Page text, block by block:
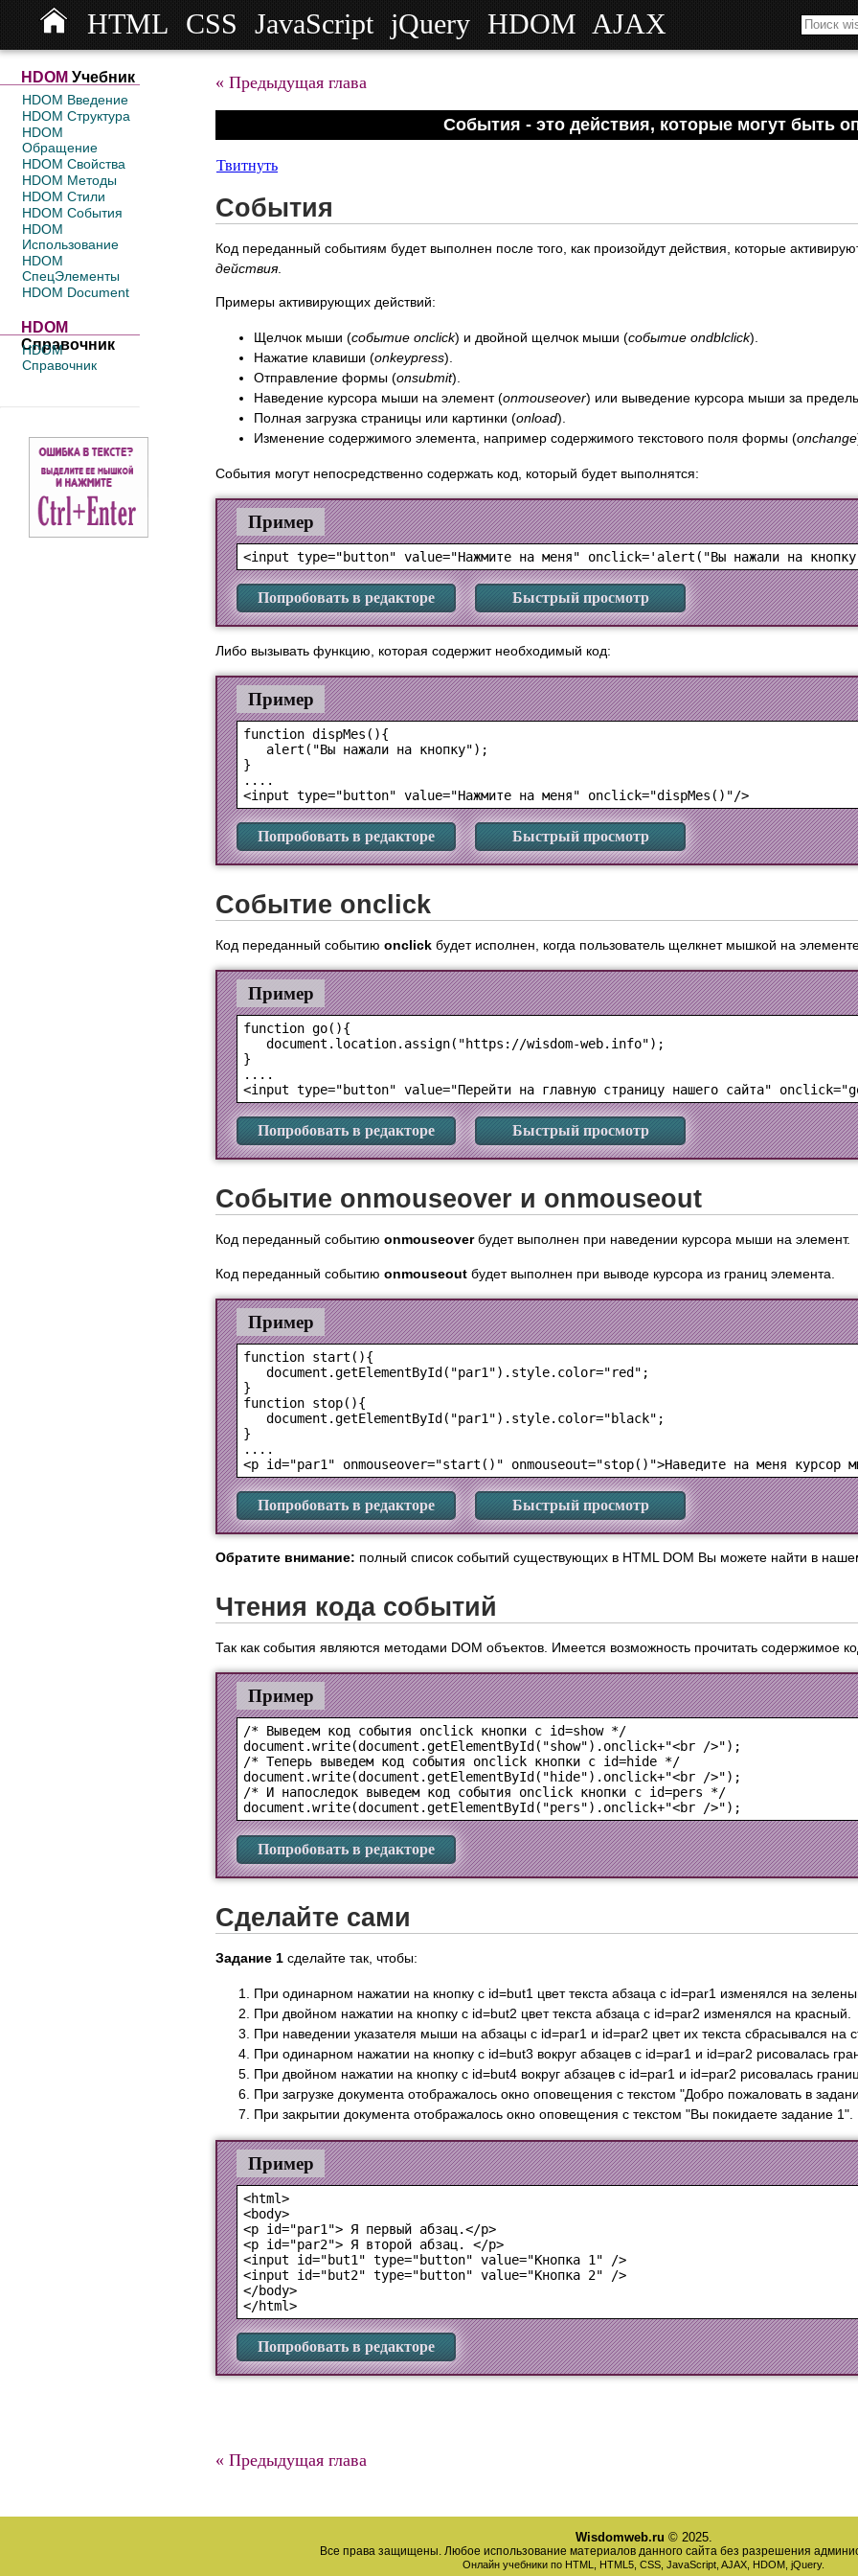
HTML CSS JavaScript jQuery HDOM AJAX
HDOM Учебник
HDOM Введение
HDOM Структура
HDOM
Обращение
HDOM Свойства
HDOM Методы
HDOM Стили
HDOM События
HDOM
Использование
HDOM
СпецЭлементы
HDOM Document
HDOM
Справочник
HDOM
Справочник
« Предыдущая глава
События - это действия, которые могут быть
Твитнуть
События
Код переданный событиям будет выполнен после того, как произойдут действия, которые
действия.
Примеры активирующих действий:
Щелчок мыши (событие onclick) и двойной щелчок мыши (событие ondblclick).
Нажатие клавиши (onkeypress).
Отправление формы (onsubmit).
Наведение курсора мыши на элемент (onmouseover) или выведение курсора мыши за
Полная загрузка страницы или картинки (onload).
Изменение содержимого элемента, например содержимого текстового поля формы (onchange
События могут непосредственно содержать код, который будет выполнятся:
Пример
Попробовать в редакторе Быстрый просмотр
Либо вызывать функцию, которая содержит необходимый код:
Пример
function dispMes(){
   alert("Вы нажали на кнопку");
}
....
Попробовать в редакторе Быстрый просмотр
Событие onclick
Код переданный событию onclick будет исполнен, когда пользователь щелкнет мышкой на
Пример
function go(){
   document.location.assign("https://wisdom-web.info");
}
....
Попробовать в редакторе Быстрый просмотр
Событие onmouseover и onmouseout
Код переданный событию onmouseoverбудет выполнен при наведении курсора мыши на элемент.
Код переданный событию onmouseout будет выполнен при выводе курсора из границ элемента.
Пример
function start(){
   document.getElementById("par1").style.color="red";
}
function stop(){
   document.getElementById("par1").style.color="black";
}
....
Попробовать в редакторе Быстрый просмотр
Обратите внимание: полный список событий существующих в HTML DOM Вы можете найти в
Чтения кода событий
Так как события являются методами DOM объектов. Имеется возможность прочитать содержимое
Пример
/* Выведем код события onclick кнопки с id=show */
document.write(document.getElementById("show").onclick+"<br />");
/* Теперь выведем код события onclick кнопки с id=hide */
document.write(document.getElementById("hide").onclick+"<br />");
/* И напоследок выведем код события onclick кнопки с id=pers */
Попробовать в редакторе
Сделайте сами
Задание 1 сделайте так, чтобы:
При одинарном нажатии на кнопку c id=but1 цвет текста абзаца с id=par1 изменялся на
При двойном нажатии на кнопку с id=but2 цвет текста абзаца с id=par2 изменялся на красный.
При наведении указателя мыши на абзацы с id=par1 и id=par2 цвет их текста сбрасывался на
При одинарном нажатии на кнопку с id=but3 вокруг абзацев с id=par1 и id=par2 рисовалась
При двойном нажатии на кнопку с id=but4 вокруг абзацев с id=par1 и id=par2 рисовалась
При загрузке документа отображалось окно оповещения с текстом "Добро пожаловать в
При закрытии документа отображалось окно оповещения с текстом "Вы покидаете задание 1".
Пример
<html>
<body>
<p id="par1"> Я первый абзац.</p>
<p id="par2"> Я второй абзац. </p>
<input id="but1" type="button" value="Кнопка 1" />
<input id="but2" type="button" value="Кнопка 2" />
</body>
Попробовать в редакторе
« Предыдущая глава
Wisdomweb.ru © 2025.
Все права защищены. Любое использование материалов данного сайта без разрешения
Онлайн учебники по HTML, HTML5, CSS, JavaScript, AJAX, HDOM, jQuery.